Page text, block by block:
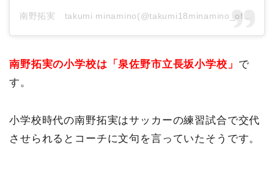
南野拓実の小学校は「泉佐野市立長坂小学校」 で
す。
小学校時代の南野拓実はサッカーの練習試合で交代
させられるとコーチに文句を言っていたそうです。